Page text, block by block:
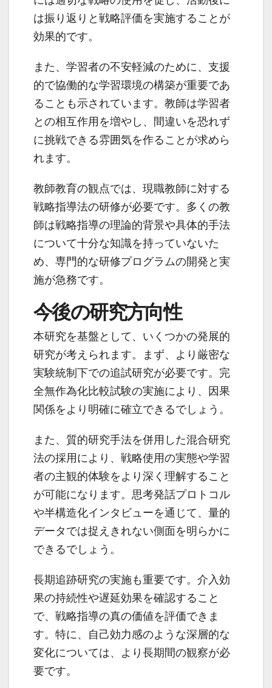
は振り返りと戦略評価を実施することが
効果的です。
また、学習者の不安軽減のために、支援
的で協働的な学習環境の構築が重要であ
ることも示されています。教師は学習者
との相互作用を増やし、間違いを恐れず
に挑戦できる雰囲気を作ることが求めら
れます。
教師教育の観点では、現職教師に対する
戦略指導法の研修が必要です。多くの教
師は戦略指導の理論的背景や具体的手法
について十分な知識を持っていないた
め、専門的な研修プログラムの開発と実
施が急務です。
今後の研究方向性
本研究を基盤として、いくつかの発展的
研究が考えられます。まず、より厳密な
実験統制下での追試研究が必要です。完
全無作為化比較試験の実施により、因果
関係をより明確に確立できるでしょう。
また、質的研究手法を併用した混合研究
法の採用により、戦略使用の実態や学習
者の主観的体験をより深く理解すること
が可能になります。思考発話プロトコル
や半構造化インタビューを通じて、量的
データでは捉えきれない側面を明らかに
できるでしょう。
長期追跡研究の実施も重要です。介入効
果の持続性や遅延効果を確認すること
で、戦略指導の真の価値を評価できま
す。特に、自己効力感のような深層的な
変化については、より長期間の観察が必
要です。